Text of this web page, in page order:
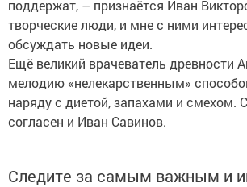
поддержат, – признаётся Иван
творческие люди, и мне с ними
обсуждать новые идеи.
Ещё великий врачеватель древности
мелодию «нелекарственным»
наряду с диетой, запахами и смехом.
согласен и Иван Савинов.
Следите за самым важным и